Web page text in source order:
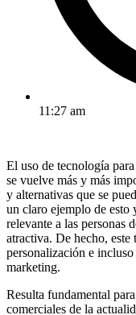
11:27 am
El uso de tecnología
se vuelve más y más
y alternativas que se
un claro ejemplo de esto
relevante a las personas
atractiva. De hecho,
personalización e
marketing.
Resulta fundamental
comerciales de la